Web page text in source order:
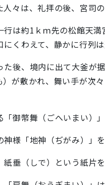
々は、礼拝の後、宮司
は約1ｋｍ先の松館天
くわえて、静かに行列は
後、境内に出て大釜が
が敷かれ、舞い手が次
御幣舞（ごへいまい）
様「地神（ぢがみ）」
垂（しで）という紙片